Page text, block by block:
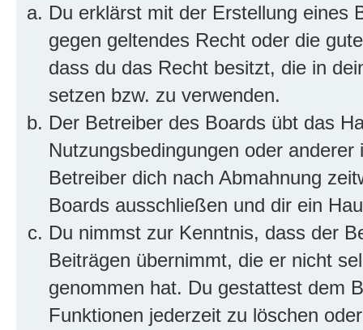
Du erklärst mit der Erstellung eines
gegen geltendes Recht oder die
dass du das Recht besitzt, die in
setzen bzw. zu verwenden.
Der Betreiber des Boards übt das
Nutzungsbedingungen oder
Betreiber dich nach Abmahnung
Boards ausschließen und dir ein
Du nimmst zur Kenntnis, dass der
Beiträgen übernimmt, die er nicht
genommen hat. Du gestattest dem
Funktionen jederzeit zu löschen